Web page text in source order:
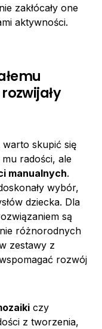
zakłócały one
aktywności.
skupić się
radości, ale
manualnych.
wybór,
dziecka. Dla
są
różnorodnych
zestawy z
rozwój
czy
z tworzenia,